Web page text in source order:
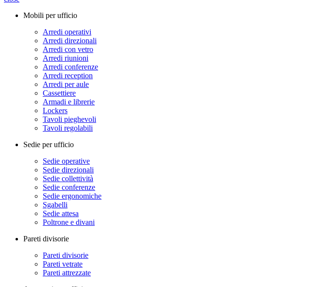
Mobili per ufficio
Arredi operativi
Arredi direzionali
Arredi con vetro
Arredi riunioni
Arredi conferenze
Arredi reception
Arredi per aule
Cassettiere
Armadi e librerie
Lockers
Tavoli pieghevoli
Tavoli regolabili
Sedie per ufficio
Sedie operative
Sedie direzionali
Sedie collettività
Sedie conferenze
Sedie ergonomiche
Sgabelli
Sedie attesa
Poltrone e divani
Pareti divisorie
Pareti divisorie
Pareti vetrate
Pareti attrezzate